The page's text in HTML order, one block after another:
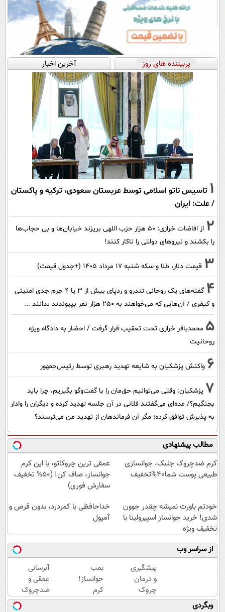
پربیننده های روز آخرین اخبار
1 تاسیس ناتو اسلامی توسط عربستان سعودی، ترکیه و پاکستان
/ علت: ایران
2
از افاضات خرازی: ۵۰ هزار حزب اللهی بریزند خیابان‌ها و بی حجاب‌ها
را بکشند و نیرو‌های دولتی را ناکار کنند!
3 قیمت دلار، طلا و سکه شنبه ۱۷ مرداد ۱۴۰۵ (+جدول قیمت)
4
گفته‌های یک روحانی تندرو و ردپای بیش از ۳ یا ۴ جرم جدی امنیتی
و کیفری / آن‌هایی که می‌خواهند به ۲۵۰ هزار نفر بپیوندند بدانند ...
5 محمدباقر خرازی تحت تعقیب قرار گرفت / احضار به دادگاه ویژه
روحانیت
6 واکنش پزشکیان به شایعه تهدید رهبری توسط رئیس‌جمهور
7 پزشکیان: وقتی می‌توانیم حق‌مان را با گفت‌وگو بگیریم، چرا باید
بجنگیم؟/ عده‌ای می‌گفتند فلانی در آن جلسه تهدید کرده و دیگران را وادار
به پذیرش توافق کرده؛ مگر آن فرماندهان از تهدید من می‌ترسند؟
مطالب پیشنهادی
کرم ضدچروک جلبک، جوانسازی
طبیعی پوست شما40%تخفیف
عمقی ترین چروکاتو، با این کرم
جوانساز، صاف کن! (50% تخفیف
سفارش فوری)
خودتم باورت نمیشه چقدر جوون
شدی! خرید جوانساز اسپیرولینا با
تخفیف ویژه
خداحافظی با کمردرد، بدون قرص و
آمپول
از سراسر وب
پیشگیری
و درمان
چروک
های
بمب
جوانساز!
کرم
بوتاکس
آبرسانی
عمقی و
ضدچروک
قوی
وبگردی